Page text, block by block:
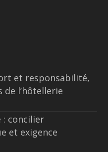
et responsabilité,
de l’hôtellerie
: concilier
et exigence